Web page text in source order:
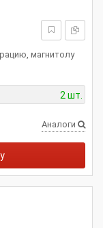
магнитолу
2 шт.
Аналоги